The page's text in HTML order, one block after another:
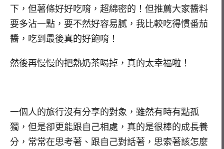
下，但薯條好好吃唷，超綿密的！但推薦大家醬料
要多沾一點，要不然好容易膩，我比較吃得慣番茄
醬，吃到最後真的好飽唷！
然後再慢慢的把熱奶茶喝掉，真的太幸福啦！
一個人的旅行沒有分享的對象，雖然有時有點孤
獨，但是卻更能跟自己相處，真的是很棒的成長養
分，常常在思考著、跟自己對話著，思索著該怎麼